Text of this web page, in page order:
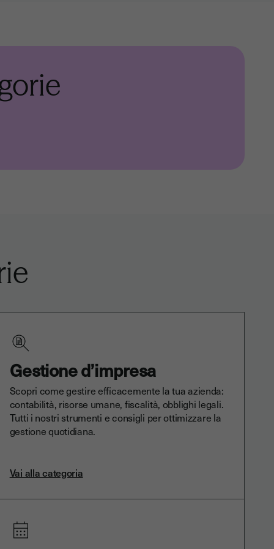
Gestione d’impresa
Scopri come gestire efficacemente la tua azienda:
contabilità, risorse umane, fiscalità, obblighi legali.
Tutti i nostri strumenti e consigli per ottimizzare la
gestione quotidiana.
Vai alla categoria